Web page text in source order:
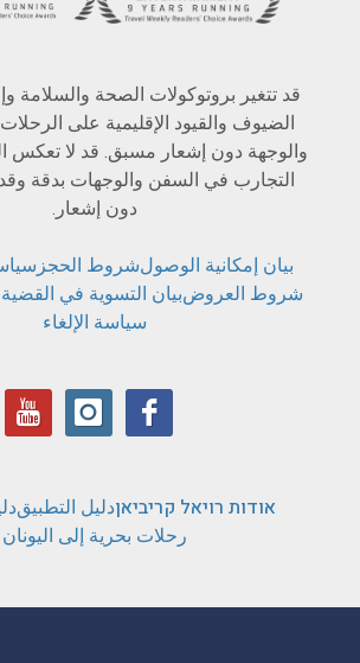
قد تتغير بروتوكولات الصحة والسلامة
الضيوف والقيود الإقليمية على
والوجهة دون إشعار مسبق. قد لا تعكس
التجارب في السفن والوجهات بدقة
دون إشعار.
بيان إمكانية الوصولشروط الحجز
شروط العروضبيان التسوية في القضية 58120-05-21
سياسة الإلغاء
אודות רויאל קריביאןدليل التطبيق
رحلات بحرية إلى اليونان